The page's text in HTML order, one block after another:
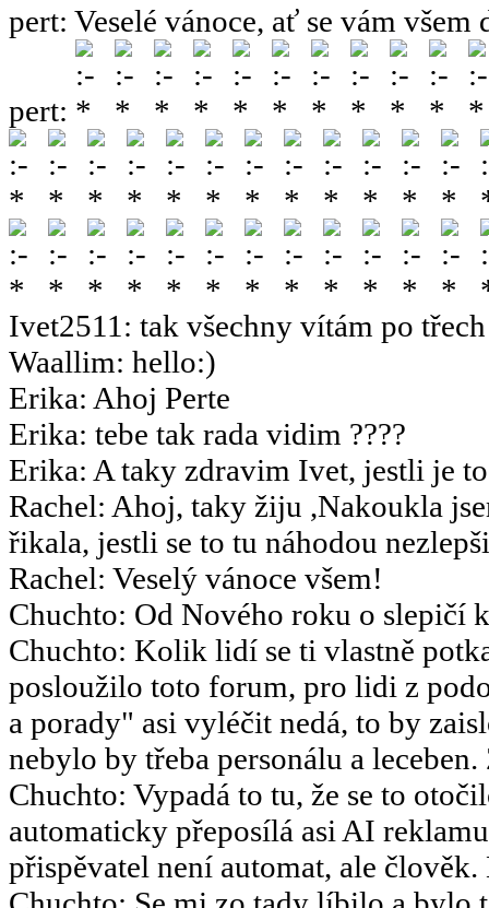
pert: Veselé vánoce, ať se vám všem
pert:
Ivet2511 : tak všechny vítám po
Waallim: hello:)
Erika: Ahoj Perte
Erika: tebe tak rada vidim ????
Erika: A taky zdravim Ivet, jestli je
Rachel: Ahoj, taky žiju ,Nakoukla
řikala, jestli se to tu náhodou
Rachel: Veselý vánoce všem!
Chuchto: Od Nového roku o slepičí
Chuchto: Kolik lidí se ti vlastně
posloužilo toto forum, pro lidi z
a porady" asi vyléčit nedá, to by
nebylo by třeba personálu a
Chuchto: Vypadá to tu, že se to
automaticky přeposílá asi AI
přispěvatel není automat, ale